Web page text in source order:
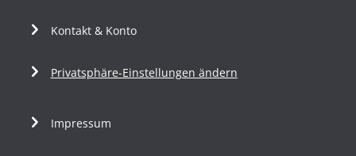
Kontakt & Konto
Privatsphäre-Einstellungen ändern
Impressum